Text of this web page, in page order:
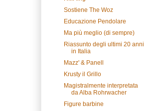
Sostiene The Woz
Educazione Pendolare
Ma più meglio (di sempre)
Riassunto degli ultimi 20 anni
in Italia
Mazz' & Panell
Krusty il Grillo
Magistralmente interpretata
da Alba Rohrwacher
Figure barbine